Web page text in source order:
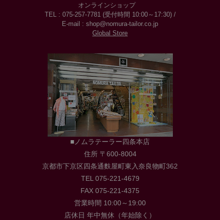
オンラインショップ
TEL : 075-257-7781 (受付時間 10:00～17:30) /
E-mail : shop@nomura-tailor.co.jp
Global Store
■ノムラテーラー四条本店
住所 〒600-8004
京都市下京区四条通麩屋町東入奈良物町362
TEL 075-221-4679
FAX 075-221-4375
営業時間 10:00～19:00
店休日 年中無休（年始除く）